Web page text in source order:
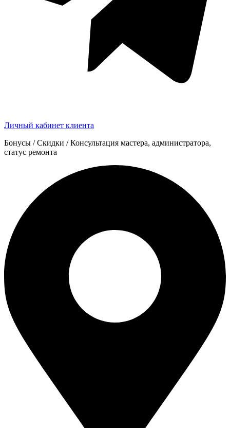
Личный кабинет клиента
Бонусы / Скидки / Консультация мастера, администратора,
статус ремонта